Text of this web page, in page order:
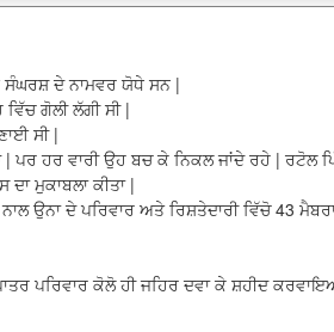
ਸੰਘਰਸ਼ ਦੇ ਨਾਮਵਰ ਯੋਧੇ ਸਨ |
ਵਿੱਚ ਗੋਲੀ ਲੱਗੀ ਸੀ |
ਸੀ |
ਹਰ ਵਾਰੀ ਉਹ ਬਚ ਕੇ ਨਿਕਲ ਜਾਂਦੇ ਰਹੇ | ਰਟੋਲ
ਮੁਕਾਬਲਾ ਕੀਤਾ |
ਉਨਾ ਦੇ ਪਰਿਵਾਰ ਅਤੇ ਰਿਸ਼ਤੇਦਾਰੀ ਵਿੱਚੋ 43
ਪਰਿਵਾਰ ਕੋਲੋ ਹੀ ਜਹਿਰ ਦਵਾ ਕੇ ਸ਼ਹੀਦ